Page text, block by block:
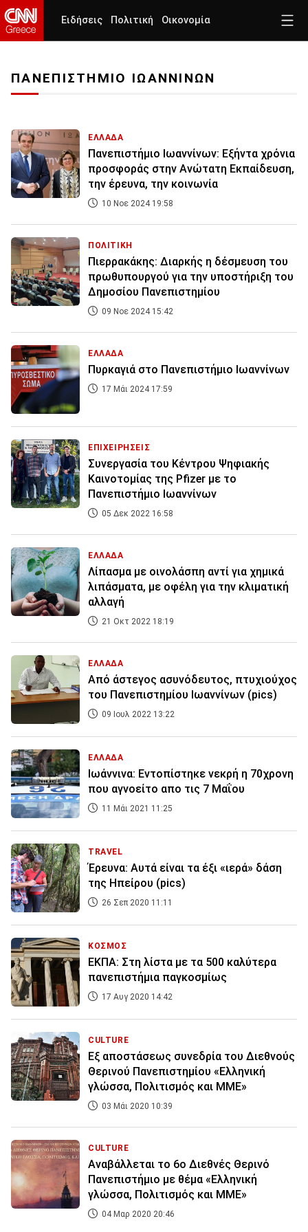
Ειδήσεις Πολιτική Οικονομία
ΠΑΝΕΠΙΣΤΗΜΙΟ ΙΩΑΝΝΙΝΩΝ
ΕΛΛΑΔΑ
Πανεπιστήμιο Ιωαννίνων: Εξήντα χρόνια
προσφοράς στην Aνώτατη Eκπαίδευση,
την έρευνα, την κοινωνία
10 Νοε 2024 19:58
ΠΟΛΙΤΙΚΗ
Πιερρακάκης: Διαρκής η δέσμευση του
πρωθυπουργού για την υποστήριξη του
Δημοσίου Πανεπιστημίου
09 Νοε 2024 15:42
ΕΛΛΑΔΑ
Πυρκαγιά στο Πανεπιστήμιο Ιωαννίνων
17 Μάι 2024 17:59
ΕΠΙΧΕΙΡΗΣΕΙΣ
Συνεργασία του Κέντρου Ψηφιακής
Καινοτομίας της Pfizer με το
Πανεπιστήμιο Ιωαννίνων
05 Δεκ 2022 16:58
ΕΛΛΑΔΑ
Λίπασμα με οινολάσπη αντί για χημικά
λιπάσματα, με οφέλη για την κλιματική
αλλαγή
21 Οκτ 2022 18:19
ΕΛΛΑΔΑ
Από άστεγος ασυνόδευτος, πτυχιούχος
του Πανεπιστημίου Ιωαννίνων (pics)
09 Ιουλ 2022 13:22
ΕΛΛΑΔΑ
Ιωάννινα: Εντοπίστηκε νεκρή η 70χρονη
που αγνοείτο απο τις 7 Μαΐου
11 Μάι 2021 11:25
TRAVEL
Έρευνα: Αυτά είναι τα έξι «ιερά» δάση
της Ηπείρου (pics)
26 Σεπ 2020 11:11
ΚΟΣΜΟΣ
ΕΚΠΑ: Στη λίστα με τα 500 καλύτερα
πανεπιστήμια παγκοσμίως
17 Αυγ 2020 14:42
CULTURE
Εξ αποστάσεως συνεδρία του Διεθνούς
Θερινού Πανεπιστημίου «Ελληνική
γλώσσα, Πολιτισμός και ΜΜΕ»
03 Μάι 2020 10:39
CULTURE
Αναβάλλεται το 6ο Διεθνές Θερινό
Πανεπιστήμιο με θέμα «Ελληνική
γλώσσα, Πολιτισμός και ΜΜΕ»
04 Μαρ 2020 20:46